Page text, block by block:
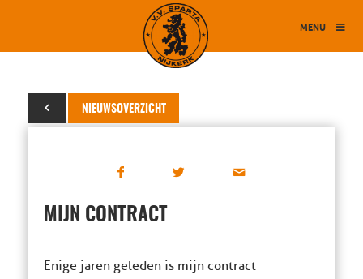
MENU
NIEUWSOVERZICHT
11 april 2016
MIJN CONTRACT
Enige jaren geleden is mijn contract